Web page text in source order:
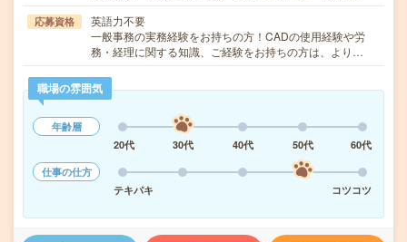
応募資格
英語力不要
一般事務の実務経験をお持ちの方！CADの使用経験や労
務・経理に関する知識、ご経験をお持ちの方は、より…
職場の雰囲気
年齢層
20代
30代 40代 50代
60代
仕事の仕方
テキパキ
コツコツ